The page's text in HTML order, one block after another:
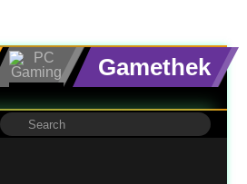
Gamethek